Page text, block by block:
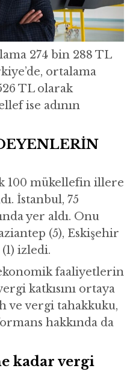
274 bin 288 TL
ortalama
TL olarak
ise adının
100 mükellefin illere
İstanbul, 75
yer aldı. Onu
(5), Eskişehir
izledi.
faaliyetlerin
katkısını ortaya
ve vergi tahakkuku,
hakkında da
kadar vergi